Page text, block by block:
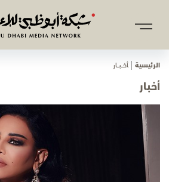
الرئيسية ﺄﺧـــﺒـــﺎر
أخبار